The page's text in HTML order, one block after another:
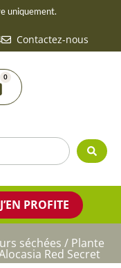
uniquement.
Contactez-nous
0
J’EN PROFITE
séchées / Plante
Red Secret